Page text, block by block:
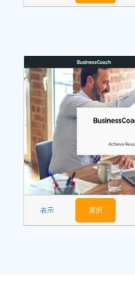
表示 選択